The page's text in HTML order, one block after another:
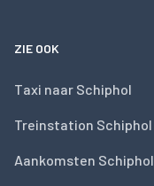
ZIE OOK
Taxi naar Schiphol
Treinstation Schiphol
Aankomsten Schiphol